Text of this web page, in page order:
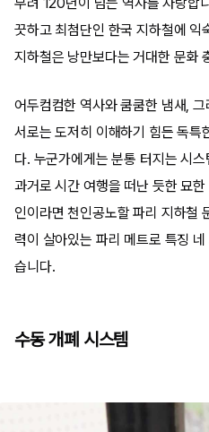
끗하고 최첨단인 한국 지하철에 익
지하철은 낭만보다는 거대한 문화
어두컴컴한 역사와 쿰쿰한 냄새,
서로는 도저히 이해하기 힘든 독특
다. 누군가에게는 분통 터지는 시
과거로 시간 여행을 떠난 듯한 묘
인이라면 천인공노할 파리 지하철
력이 살아있는 파리 메트로 특징
습니다.
수동 개폐 시스템